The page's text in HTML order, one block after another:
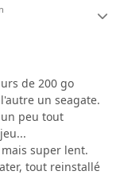
de 200 go
un seagate.
un peu tout
super lent.
tout reinstallé